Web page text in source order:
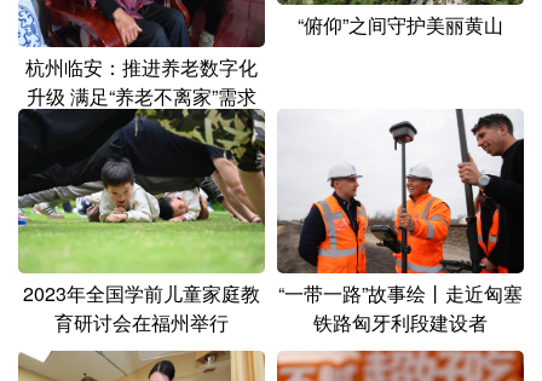
Deutsch Português
杭州临安：推进养老数字化
升级 满足“养老不离家”需求
“俯仰”之间守护美丽黄山
2023年全国学前儿童家庭教
育研讨会在福州举行
“一带一路”故事绘丨走近匈塞
铁路匈牙利段建设者